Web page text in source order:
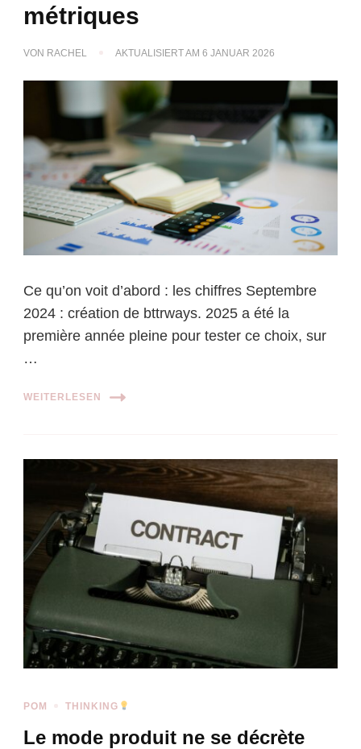
métriques
VON RACHEL AKTUALISIERT AM 6 JANUAR 2026
Ce qu’on voit d’abord : les chiffres Septembre
2024 : création de bttrways. 2025 a été la
première année pleine pour tester ce choix, sur
…
WEITERLESEN
POM THINKING
Le mode produit ne se décrète